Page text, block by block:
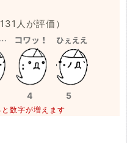
131 人が評価）
4 5
数字が増えます